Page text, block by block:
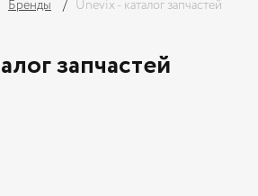
Бренды Unevix - каталог запчастей
запчастей